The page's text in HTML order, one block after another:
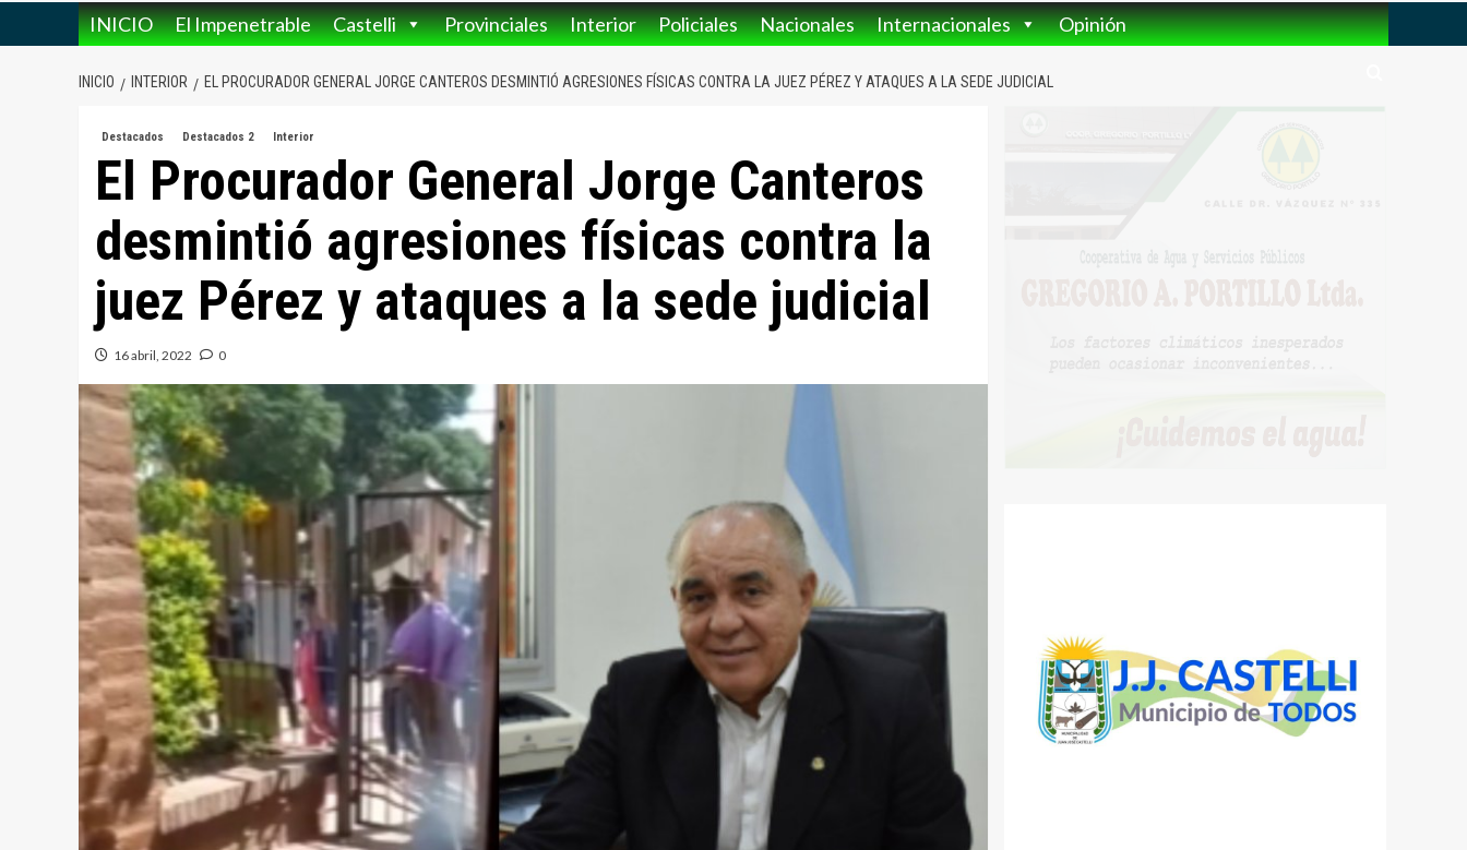
INICIO El Impenetrable Castelli Provinciales Interior Policiales Nacionales Internacionales Opinión
INICIO INTERIOR EL PROCURADOR GENERAL JORGE CANTEROS DESMINTIÓ AGRESIONES FÍSICAS CONTRA LA JUEZ PÉREZ Y ATAQUES A LA SEDE JUDICIAL
Destacados Destacados 2 Interior
El Procurador General Jorge Canteros
desmintió agresiones físicas contra la
juez Pérez y ataques a la sede judicial
16 abril, 2022 0